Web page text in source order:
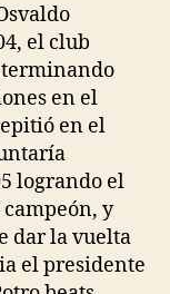
el club
en el
en el
logrando el
y
dar la vuelta
el presidente